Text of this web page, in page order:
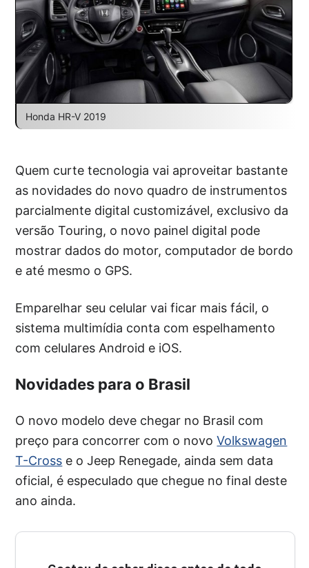
Honda HR-V 2019
Quem curte tecnologia vai aproveitar bastante
as novidades do novo quadro de instrumentos
parcialmente digital customizável, exclusivo da
versão Touring, o novo painel digital pode
mostrar dados do motor, computador de bordo
e até mesmo o GPS.
Emparelhar seu celular vai ficar mais fácil, o
sistema multimídia conta com espelhamento
com celulares Android e iOS.
Novidades para o Brasil
O novo modelo deve chegar no Brasil com
preço para concorrer com o novoVolkswagen
T-Cross e o Jeep Renegade, ainda sem data
oficial, é especulado que chegue no final deste
ano ainda.